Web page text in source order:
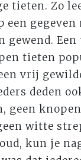
tieten. Zo
gewend.
tieten
vrij
deden
geen
witte
kun je